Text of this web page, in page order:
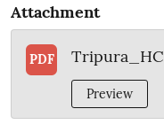
Attachment
PDF Tripura_HC
Preview